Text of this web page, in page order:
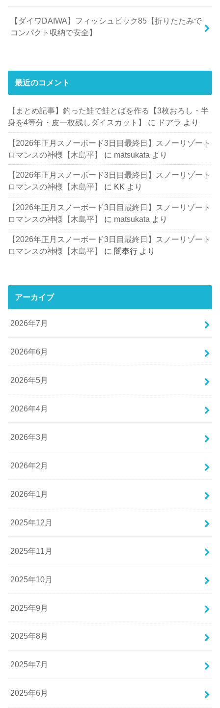
【ダイワDAIWA】フィッシュピック85【折りたたみで
コンパクト収納で安全】
最近のコメント
【まとめ記事】釣った鮭で鮭とばを作る【3枚おろし・半
身を4等分・皮一枚残しダイスカット】
に ドアラ より
【2026年正月スノーボード3日目最終日】スノーリゾート
ロマンスの神様【木島平】
に matsukata より
【2026年正月スノーボード3日目最終日】スノーリゾート
ロマンスの神様【木島平】
に KK より
【2026年正月スノーボード3日目最終日】スノーリゾート
ロマンスの神様【木島平】
に matsukata より
【2026年正月スノーボード3日目最終日】スノーリゾート
ロマンスの神様【木島平】
に闇奉行 より
アーカイブ
2026年7月
2026年6月
2026年5月
2026年4月
2026年3月
2026年2月
2026年1月
2025年12月
2025年11月
2025年10月
2025年9月
2025年8月
2025年7月
2025年6月